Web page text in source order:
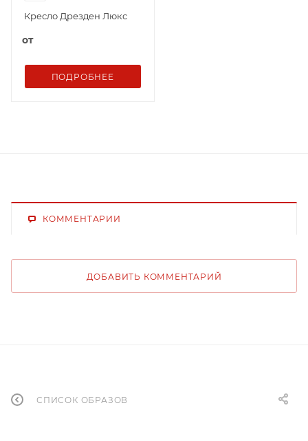
Кресло Дрезден Люкс
от
ПОДРОБНЕЕ
КОММЕНТАРИИ
ДОБАВИТЬ КОММЕНТАРИЙ
СПИСОК ОБРАЗОВ